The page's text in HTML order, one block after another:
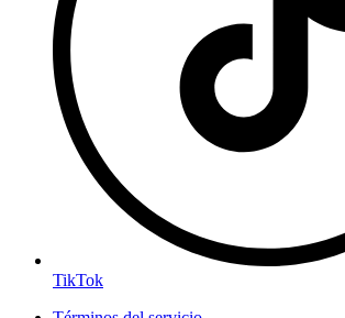
TikTok